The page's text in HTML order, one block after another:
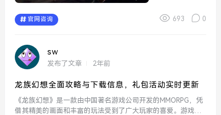
官网咨询 693 0
sw
发布了文章 2年前
龙族幻想全面攻略与下载信息，礼包活动实时更新
《龙族幻想》是一款由中国著名游戏公司开发的MMORPG，凭
借其精美的画面和丰富的玩法受到了广大玩家的喜爱。游戏以